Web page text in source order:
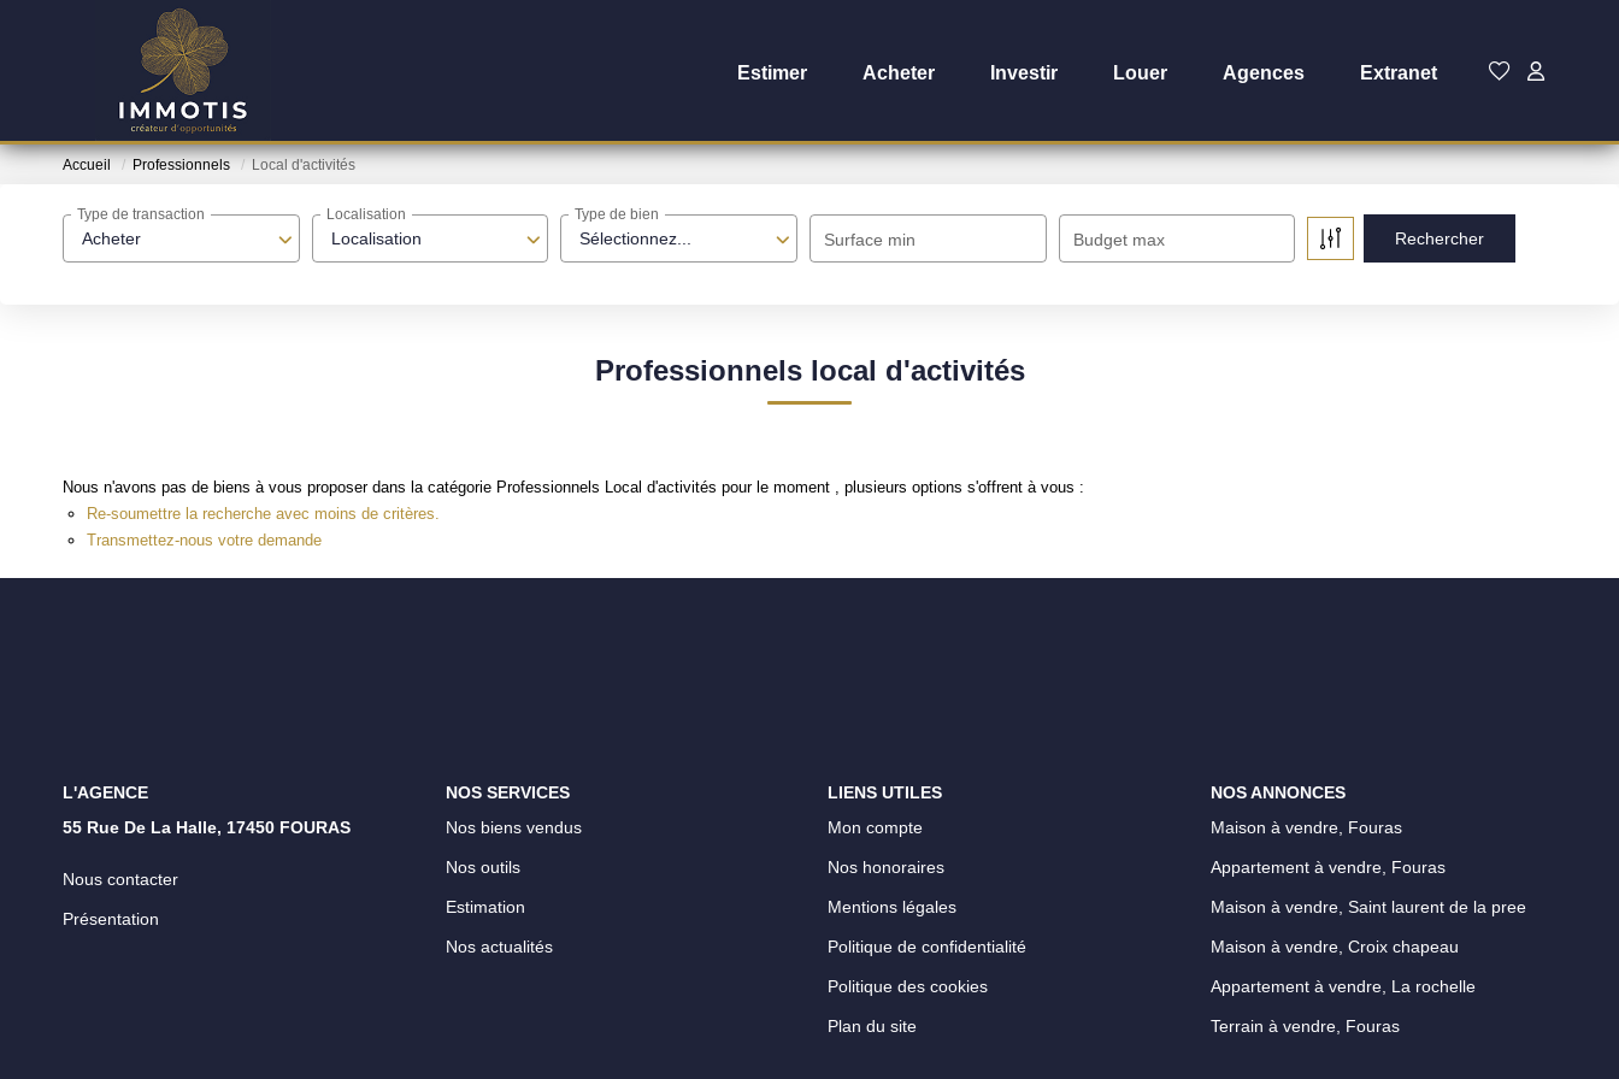
Estimer Acheter Investir Louer Agences Extranet
Accueil Professionnels Local d'activités
Acheter
Type de transaction
Localisation
Localisation
Sélectionnez...
Type de bien
Surface min Budget max
Professionnels local d'activités
Nous n'avons pas de biens à vous proposer dans la catégorie Professionnels Local d'activités pour le moment , plusieurs options s'offrent à vous :
Re-soumettre la recherche avec moins de critères.
Transmettez-nous votre demande
L'AGENCE
55 Rue De La Halle, 17450 FOURAS
Nous contacter
Présentation
NOS SERVICES
Nos biens vendus
Nos outils
Estimation
Nos actualités
LIENS UTILES
Mon compte
Nos honoraires
Mentions légales
Politique de confidentialité
Politique des cookies
Plan du site
NOS ANNONCES
Maison à vendre, Fouras
Appartement à vendre, Fouras
Maison à vendre, Saint laurent de la pree
Maison à vendre, Croix chapeau
Appartement à vendre, La rochelle
Terrain à vendre, Fouras